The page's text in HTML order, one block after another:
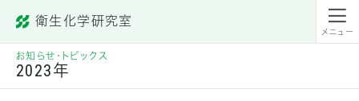
昭和薬科大学
衛生化学研究室
メニュー
お知らせ・トピックス
2023年